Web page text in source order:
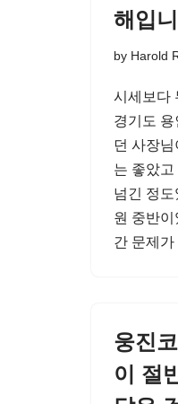
해입
by Harold
시세보다
경기도
던 사장
는 좋았
넘긴 정
원 중반
간 문제
웅진
이 절